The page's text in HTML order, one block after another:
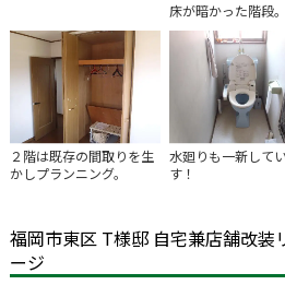
床が暗かった階段。
２階は既存の間取りを生
かしプランニング。
水廻りも一新して
す！
福岡市東区 T様邸 自宅兼店舗改装
ージ